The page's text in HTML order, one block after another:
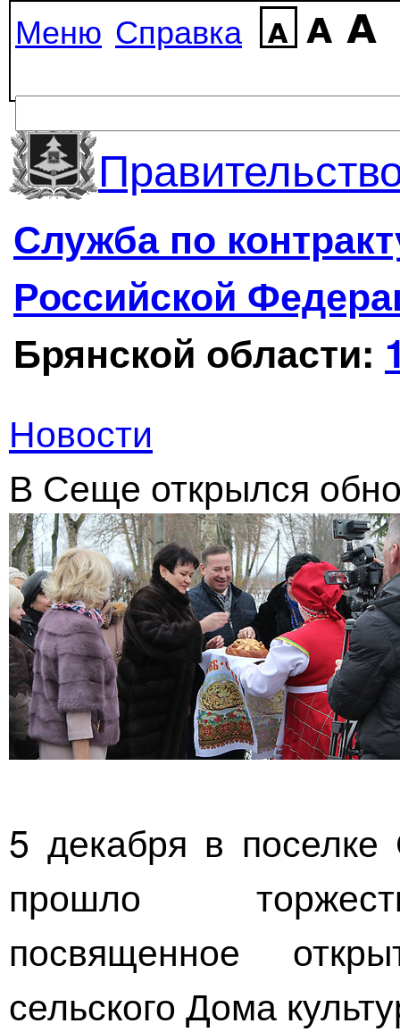
Меню Справка
Служба по
Российской
Брянской области:
Новости
В Сеще открылся
5 декабря в
прошло
посвященное
сельского Дома